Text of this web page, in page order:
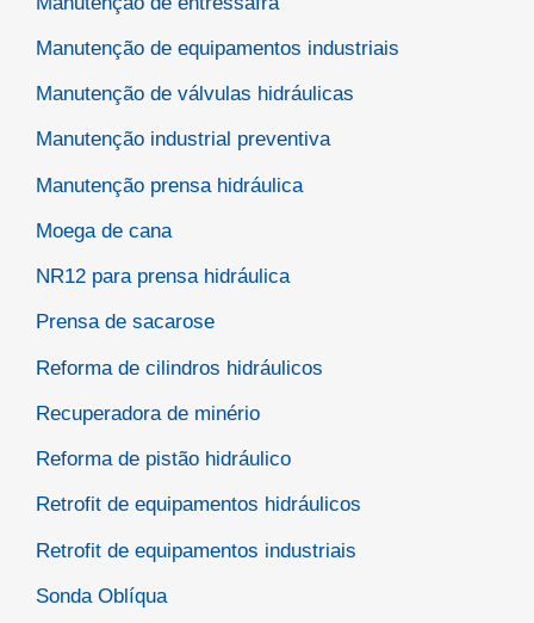
Manutenção de equipamentos industriais
Manutenção de válvulas hidráulicas
Manutenção industrial preventiva
Manutenção prensa hidráulica
Moega de cana
NR12 para prensa hidráulica
Prensa de sacarose
Reforma de cilindros hidráulicos
Recuperadora de minério
Reforma de pistão hidráulico
Retrofit de equipamentos hidráulicos
Retrofit de equipamentos industriais
Sonda Oblíqua